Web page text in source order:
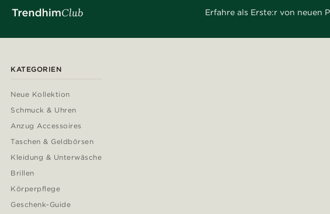
Erfahre als Erste:r von neuen
KATEGORIEN
Neue Kollektion
Schmuck & Uhren
Anzug Accessoires
Taschen & Geldbörsen
Kleidung & Unterwäsche
Brillen
Körperpflege
Geschenk-Guide